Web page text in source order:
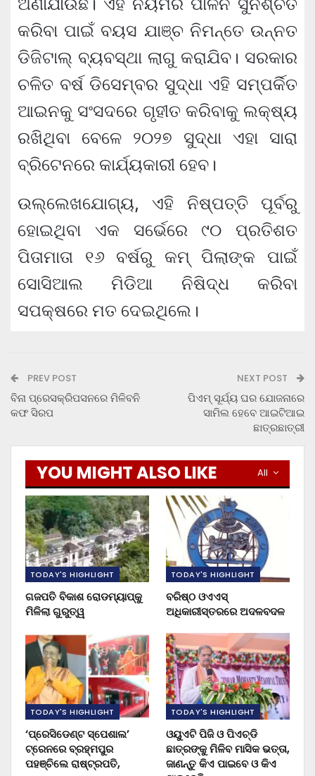
କରିବା ପାଇଁ ବୟସ ଯାଞ୍ଚ ନିମନ୍ତେ ଉନ୍ନତ
ଡିଜିଟାଲ୍‌ ବ୍ୟବସ୍ଥା ଲାଗୁ କରାଯିବ। ସରକାର
ଚଳିତ ବର୍ଷ ଡିସେମ୍ବର ସୁଦ୍ଧା ଏହି ସମ୍ପର୍କିତ
ଆଇନକୁ ସଂସଦରେ ଗୃହୀତ କରିବାକୁ ଲକ୍ଷ୍ୟ
ରଖିଥିବା ବେଳେ ୨୦୨୭ ସୁଦ୍ଧା ଏହା ସାରା
ବ୍ରିଟେନରେ କାର୍ଯ୍ୟକାରୀ ହେବ।
ଉଲ୍ଲେଖଯୋଗ୍ୟ, ଏହି ନିଷ୍ପତ୍ତି ପୂର୍ବରୁ
ହୋଇଥିବା ଏକ ସର୍ଭେରେ ୯୦ ପ୍ରତିଶତ
ପିତାମାତା ୧୬ ବର୍ଷରୁ କମ୍ ପିଲାଙ୍କ ପାଇଁ
ସୋସିଆଲ ମିଡିଆ ନିଷିଦ୍ଧ କରିବା
ସପକ୍ଷରେ ମତ ଦେଇଥିଲେ।
PREV POST
ବିନା ପ୍ରେସକ୍ରିପସନରେ ମିଳିବନି
କଫ ସିରପ
NEXT POST
ପିଏମ୍ ସୂର୍ଯ୍ୟ ଘର ଯୋଜନାରେ
ସାମିଲ ହେବେ ଆଇଟିଆଇ
ଛାତ୍ରଛାତ୍ରୀ
All
YOU MIGHT ALSO LIKE
TODAY'S HIGHLIGHT
ଗଜପତି ବିକାଶ ରୋଡମ୍ୟାପ୍‌କୁ
ମିଳିଲା ଗୁରୁତ୍ୱ
TODAY'S HIGHLIGHT
ବରିଷ୍ଠ ଓଏଏସ୍‌
ଅଧିକାରୀସ୍ତରରେ ଅଦଳବଦଳ
TODAY'S HIGHLIGHT
‘ପ୍ରେସିଡେଣ୍ଟ ସ୍ପେଶାଲ’
ଟ୍ରେନରେ ବ୍ରହ୍ମପୁର
ପହଞ୍ଚିଲେ ରାଷ୍ଟ୍ରପତି,
TODAY'S HIGHLIGHT
ଓୟୁଏଟି ପିଜି ଓ ପିଏଚ୍‌ଡି
ଛାତ୍ରଙ୍କୁ ମିଳିବ ମାସିକ ଭତ୍ତା,
ଜାଣନ୍ତୁ କିଏ ପାଇବେ ଓ କିଏ